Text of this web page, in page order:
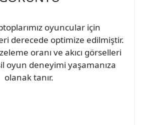
oyuncular için
derecede optimize edilmiştir.
oranı ve akıcı görselleri
oyun deneyimi yaşamanıza
olanak tanır.